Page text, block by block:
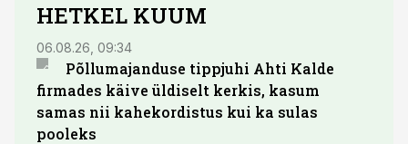
HETKEL KUUM
06.08.26, 09:34
Põllumajanduse tippjuhi Ahti Kalde
firmades käive üldiselt kerkis, kasum
samas nii kahekordistus kui ka sulas
pooleks